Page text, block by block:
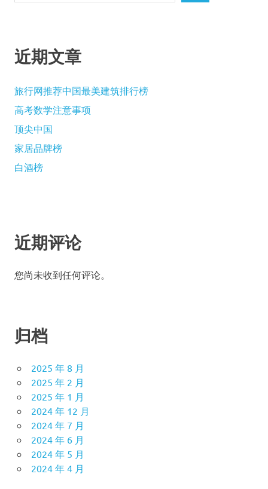
近期文章
旅行网推荐中国最美建筑排行榜
高考数学注意事项
顶尖中国
家居品牌榜
白酒榜
近期评论
您尚未收到任何评论。
归档
2025 年 8 月
2025 年 2 月
2025 年 1 月
2024 年 12 月
2024 年 7 月
2024 年 6 月
2024 年 5 月
2024 年 4 月